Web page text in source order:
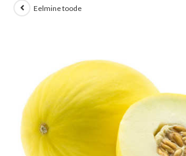
Eelmine toode